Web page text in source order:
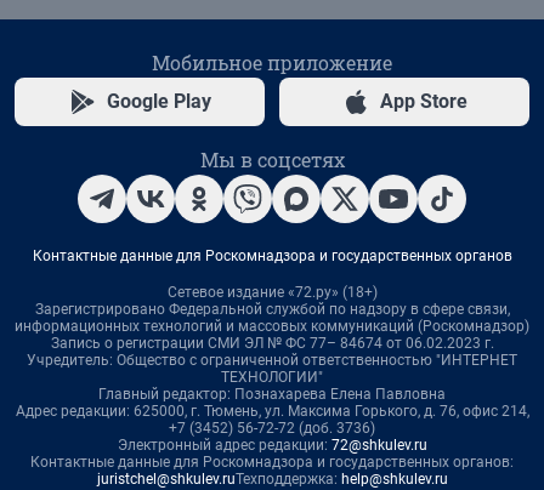
Мобильное приложение
Google Play App Store
Мы в соцсетях
Контактные данные для Роскомнадзора и государственных органов
Сетевое издание «72.ру» (18+)
Зарегистрировано Федеральной службой по надзору в сфере связи,
информационных технологий и массовых коммуникаций (Роскомнадзор)
Запись о регистрации СМИ ЭЛ № ФС 77– 84674 от 06.02.2023 г.
Учредитель: Общество с ограниченной ответственностью "ИНТЕРНЕТ
ТЕХНОЛОГИИ"
Главный редактор: Познахарева Елена Павловна
Адрес редакции: 625000, г. Тюмень, ул. Максима Горького, д. 76, офис 214,
+7 (3452) 56-72-72 (доб. 3736)
Электронный адрес редакции: 72@shkulev.ru
Контактные данные для Роскомнадзора и государственных органов:
juristchel@shkulev.ruТехподдержка: help@shkulev.ru